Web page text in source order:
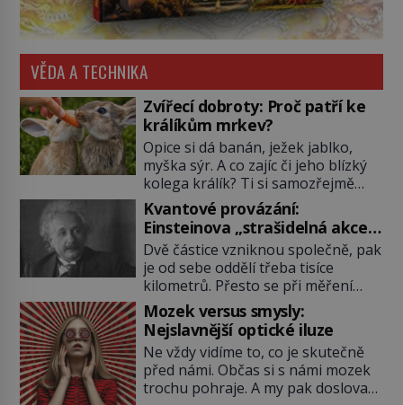
VĚDA A TECHNIKA
Zvířecí dobroty: Proč patří ke
králíkům mrkev?
Opice si dá banán, ježek jablko,
myška sýr. A co zajíc či jeho blízký
kolega králík? Ti si samozřejmě
pochutnají na mrkvi! Proč jsou
podobné představy o potravě
zvířat často spíš mýty? Pokud máte
doma králíka, mrkev mu dát
můžete. A nejspíš mu i bude
chutnat, ovšem měl by ji mít jen
jako občasný pamlsek. […]
Kvantové provázání:
Einsteinova „strašidelná akce
na dálku“ dál mate i fascinuje
vědce
Dvě částice vzniknou společně, pak
je od sebe oddělí třeba tisíce
kilometrů. Přesto se při měření
chovají, jako by mezi nimi
existovalo neviditelné pouto. Albert
Einstein tomu s jistou dávkou
ironie říká „strašidelná akce na
dálku“ a dlouhá desetiletí věří, že
musí existovat jednodušší
Mozek versus smysly:
Nejslavnější optické iluze
Ne vždy vidíme to, co je skutečně
před námi. Občas si s námi mozek
trochu pohraje. A my pak doslova